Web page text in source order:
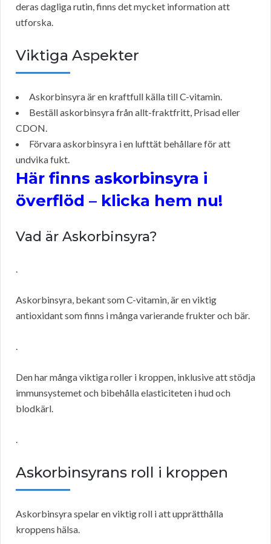
deras dagliga rutin, finns det mycket information att
utforska.
Viktiga Aspekter
Askorbinsyra är en kraftfull källa till C-vitamin.
Beställ askorbinsyra från allt-fraktfritt, Prisad eller
CDON.
Förvara askorbinsyra i en lufttät behållare för att
undvika fukt.
Här finns askorbinsyra i
överflöd – klicka hem nu!
Vad är Askorbinsyra?
.
Askorbinsyra, bekant som C-vitamin, är en viktig
antioxidant som finns i många varierande frukter och bär.
.
Den har många viktiga roller i kroppen, inklusive att stödja
immunsystemet och bibehålla elasticiteten i hud och
blodkärl.
.
Askorbinsyrans roll i kroppen
Askorbinsyra spelar en viktig roll i att upprätthålla
kroppens hälsa.